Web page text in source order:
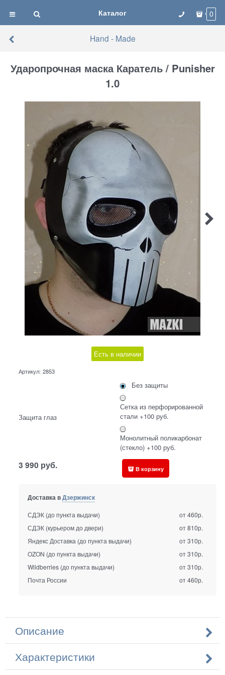
Каталог 0
Hand - Made
Ударопрочная маска Каратель / Punisher
1.0
Есть в наличии
Артикул: 2853
Защита глаз
Без защиты
Сетка из перфорированной
стали +100 руб.
Монолитный поликарбонат
(стекло) +100 руб.
3 990 руб. В корзину
Доставка вДзержинск
СДЭК (до пункта выдачи)
от 460р.
СДЭК (курьером до двери)
от 810р.
Яндекс Доставка (до пункта выдачи)
от 310р.
OZON (до пункта выдачи)
от 310р.
Wildberries (до пункта выдачи)
от 310р.
Почта России
от 460р.
Описание
Характеристики